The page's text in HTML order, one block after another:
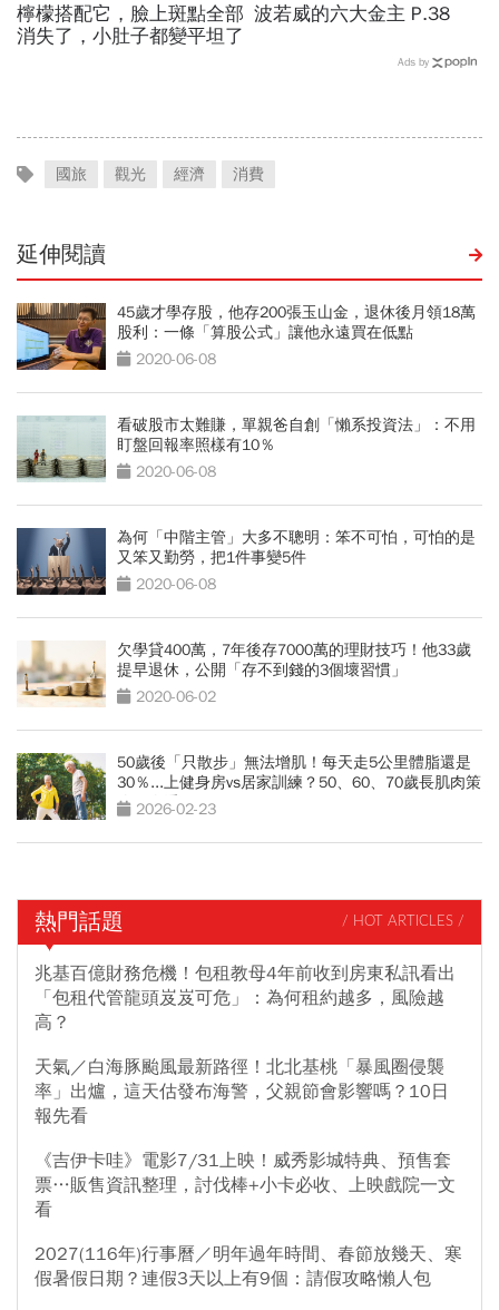
檸檬搭配它，臉上斑點全部
消失了，小肚子都變平坦了
波若威的六大金主 P.38
Ads by
國旅 觀光 經濟 消費
延伸閱讀
45歲才學存股，他存200張玉山金，退休後月領18萬
股利：一條「算股公式」讓他永遠買在低點
2020-06-08
看破股市太難賺，單親爸自創「懶系投資法」：不用
盯盤回報率照樣有10％
2020-06-08
為何「中階主管」大多不聰明：笨不可怕，可怕的是
又笨又勤勞，把1件事變5件
2020-06-08
欠學貸400萬，7年後存7000萬的理財技巧！他33歲
提早退休，公開「存不到錢的3個壞習慣」
2020-06-02
50歲後「只散步」無法增肌！每天走5公里體脂還是
30％...上健身房vs居家訓練？50、60、70歲長肌肉策
略一次看
2026-02-23
熱門話題 / HOT ARTICLES /
兆基百億財務危機！包租教母4年前收到房東私訊看出
「包租代管龍頭岌岌可危」：為何租約越多，風險越
高？
天氣／白海豚颱風最新路徑！北北基桃「暴風圈侵襲
率」出爐，這天估發布海警，父親節會影響嗎？10日
報先看
《吉伊卡哇》電影7/31上映！威秀影城特典、預售套
票…販售資訊整理，討伐棒+小卡必收、上映戲院一文
看
2027(116年)行事曆／明年過年時間、春節放幾天、寒
假暑假日期？連假3天以上有9個：請假攻略懶人包